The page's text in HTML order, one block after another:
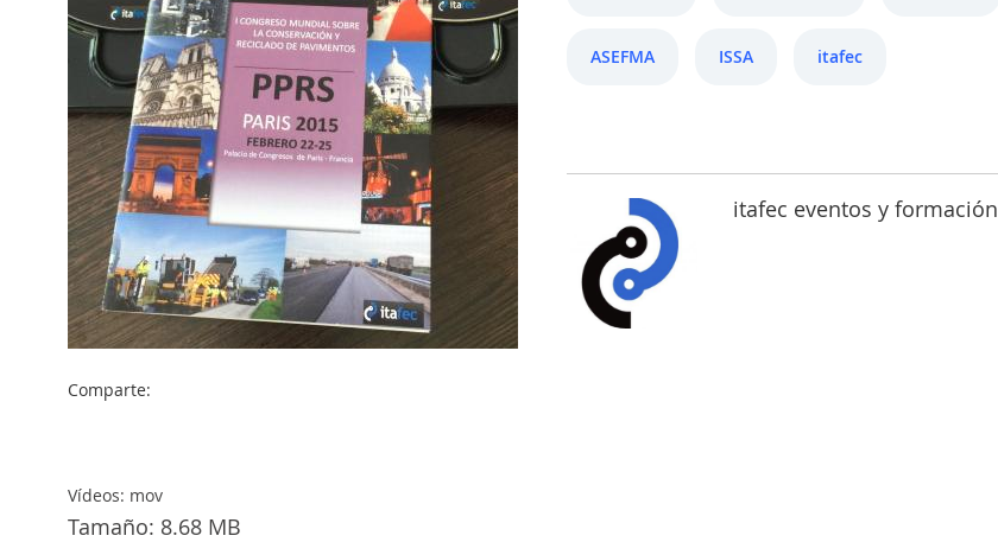
Comparte:
Vídeos: mov
Tamaño: 8.68 MB
ASEFMA ISSA itafec
itafec eventos y formación